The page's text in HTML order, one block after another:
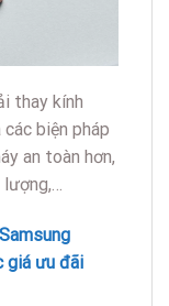
thay kính
biện pháp
an toàn hơn,
lượng,…
giá ưu đãi